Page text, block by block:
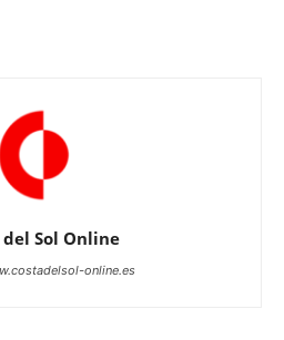
del Sol Online
online.es